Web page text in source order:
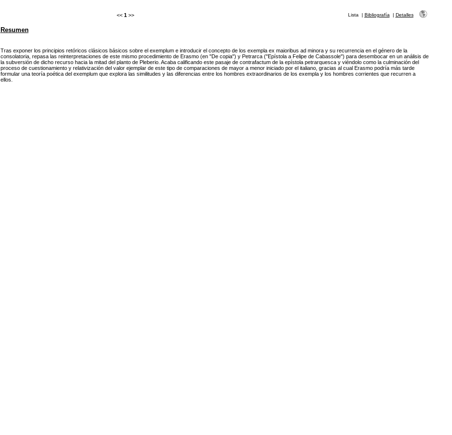
<< 1 >> Lista | Bibliografía | Detalles
Resumen
Tras exponer los principios retóricos clásicos básicos sobre el exemplum e introducir el concepto de los exempla ex maioribus ad minora y su recurrencia en el género de la
consolatoria, repasa las reinterpretaciones de este mismo procedimiento de Erasmo (en "De copia") y Petrarca ("Epístola a Felipe de Cabassole") para desembocar en un análisis de
la subversión de dicho recurso hacia la mitad del planto de Pleberio. Acaba calificando este pasaje de contrafactum de la epístola petrarquesca y viéndolo como la culminación del
proceso de cuestionamiento y relativización del valor ejemplar de este tipo de comparaciones de mayor a menor iniciado por el italiano, gracias al cual Erasmo podría más tarde
formular una teoría poética del exemplum que explora las similitudes y las diferencias entre los hombres extraordinarios de los exempla y los hombres corrientes que recurren a
ellos.